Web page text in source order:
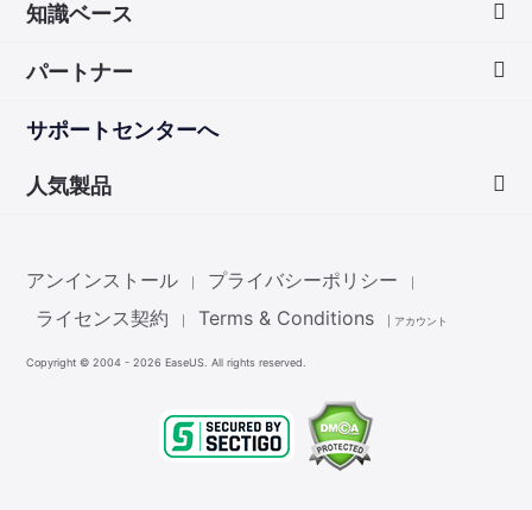
お問い合わせ
知識ベース
Mac アプリ ストア
パートナー
サポートセンターへ
人気製品
Partition Master
Todo PCTrans
アンインストール プライバシーポリシー
ライセンス契約 Terms & Conditions アカウント
Copyright © 2004 - 2026 EaseUS. All rights reserved.